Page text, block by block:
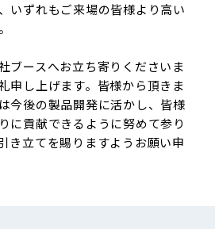
いずれもご来場の皆様より高い
ブースへお立ち寄りくださいま
申し上げます。皆様から頂きま
今後の製品開発に活かし、皆様
に貢献できるように努めて参り
き立てを賜りますようお願い申